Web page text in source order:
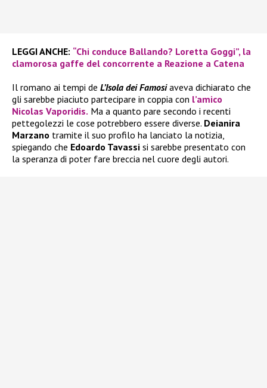
LEGGI ANCHE: “Chi conduce Ballando? Loretta Goggi”, la
clamorosa gaffe del concorrente a Reazione a Catena
Il romano ai tempi de L’Isola dei Famosiaveva dichiarato che
gli sarebbe piaciuto partecipare in coppia con l’amico
Nicolas Vaporidis. Ma a quanto pare secondo i recenti
pettegolezzi le cose potrebbero essere diverse. Deianira
Marzano tramite il suo profilo ha lanciato la notizia,
spiegando che Edoardo Tavassi si sarebbe presentato con
la speranza di poter fare breccia nel cuore degli autori.